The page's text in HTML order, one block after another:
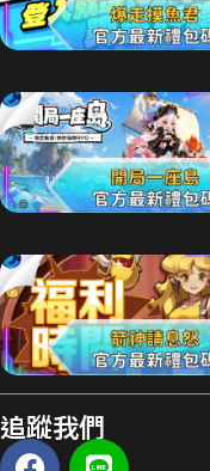
追蹤我們